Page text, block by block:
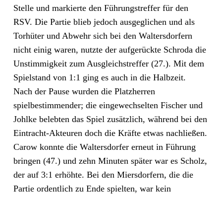
Stelle und markierte den Führungstreffer für den
RSV. Die Partie blieb jedoch ausgeglichen und als
Torhüter und Abwehr sich bei den Waltersdorfern
nicht einig waren, nutzte der aufgerückte Schroda die
Unstimmigkeit zum Ausgleichstreffer (27.). Mit dem
Spielstand von 1:1 ging es auch in die Halbzeit.
Nach der Pause wurden die Platzherren
spielbestimmender; die eingewechselten Fischer und
Johlke belebten das Spiel zusätzlich, während bei den
Eintracht-Akteuren doch die Kräfte etwas nachließen.
Carow konnte die Waltersdorfer erneut in Führung
bringen (47.) und zehn Minuten später war es Scholz,
der auf 3:1 erhöhte. Bei den Miersdorfern, die die
Partie ordentlich zu Ende spielten, war kein